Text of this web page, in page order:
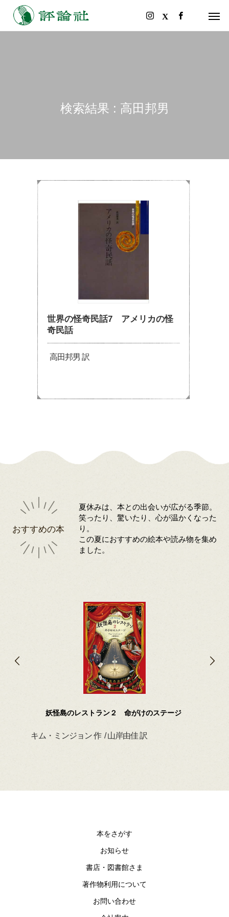
検索結果 : 高田邦男
世界の怪奇民話7 アメリカの怪
奇民話
高田邦男 訳
おすすめの本
夏休みは、本との出会いが広がる季節。
笑ったり、驚いたり、心が温かくなった
り。
この夏におすすめの絵本や読み物を集め
ました。
妖怪島のレストラン２ 命がけのステージ
キム・ミンジョン 作 / 山岸由佳 訳
本をさがす
お知らせ
書店・図書館さま
著作物利用について
お問い合わせ